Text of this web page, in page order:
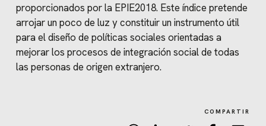
proporcionados por la EPIE2018. Este índice pretende
arrojar un poco de luz y constituir un instrumento útil
para el diseño de políticas sociales orientadas a
mejorar los procesos de integración social de todas
las personas de origen extranjero.
COMPARTIR